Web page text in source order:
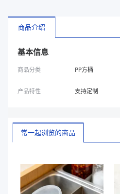
商品介绍
基本信息
商品分类 PP方桶
产品特性 支持定制
常一起浏览的商品